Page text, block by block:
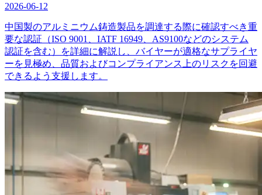
2026-06-12
中国製のアルミニウム鋳造製品を調達する際に確認すべき重
要な認証（ISO 9001、IATF 16949、AS9100などのシステム
認証を含む）を詳細に解説し、バイヤーが適格なサプライヤ
ーを見極め、品質およびコンプライアンス上のリスクを回避
できるよう支援します。